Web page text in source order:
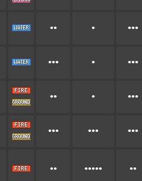
•• • •••
••• • •••
•• • •••
••• ••• •••
•• ••••• ••